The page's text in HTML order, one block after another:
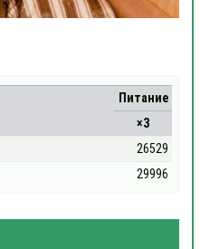
Питание
×3
26529
29996